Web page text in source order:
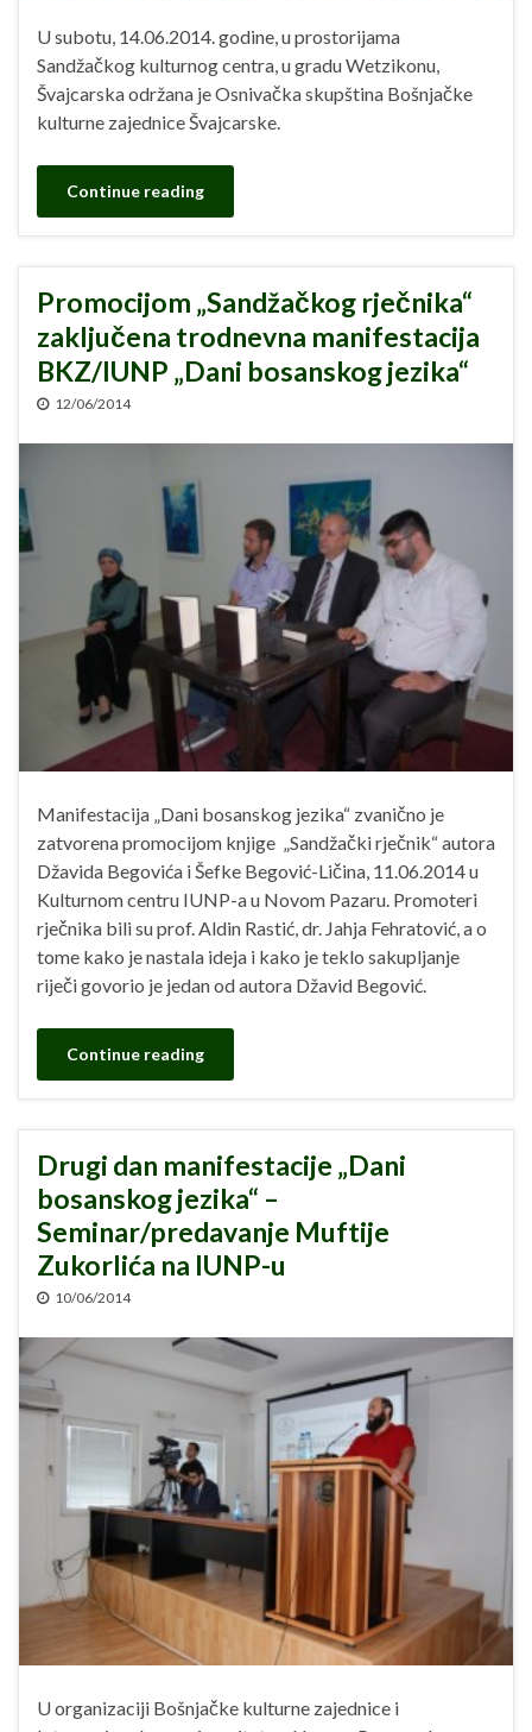
U subotu, 14.06.2014. godine, u prostorijama
Sandžačkog kulturnog centra, u gradu Wetzikonu,
Švajcarska održana je Osnivačka skupština Bošnjačke
kulturne zajednice Švajcarske.
Continue reading
Promocijom „Sandžačkog rječnika“
zaključena trodnevna manifestacija
BKZ/IUNP „Dani bosanskog jezika“
12/06/2014
Manifestacija „Dani bosanskog jezika“ zvanično je
zatvorena promocijom knjige „Sandžački rječnik“ autora
Džavida Begovića i Šefke Begović-Ličina, 11.06.2014 u
Kulturnom centru IUNP-a u Novom Pazaru. Promoteri
rječnika bili su prof. Aldin Rastić, dr. Jahja Fehratović, a o
tome kako je nastala ideja i kako je teklo sakupljanje
riječi govorio je jedan od autora Džavid Begović.
Continue reading
Drugi dan manifestacije „Dani
bosanskog jezika“ –
Seminar/predavanje Muftije
Zukorlića na IUNP-u
10/06/2014
U organizaciji Bošnjačke kulturne zajednice i